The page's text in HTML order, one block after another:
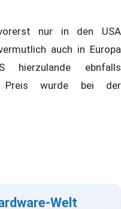
nur in den USA
auch in Europa
hierzulande ebnfalls
Preis wurde bei der
Welt